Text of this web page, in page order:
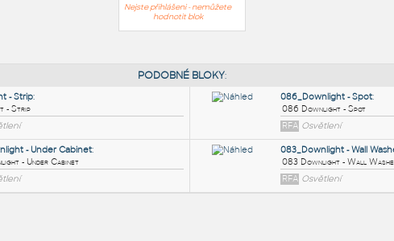
Nejste přihlášeni - nemůžete
hodnotit blok